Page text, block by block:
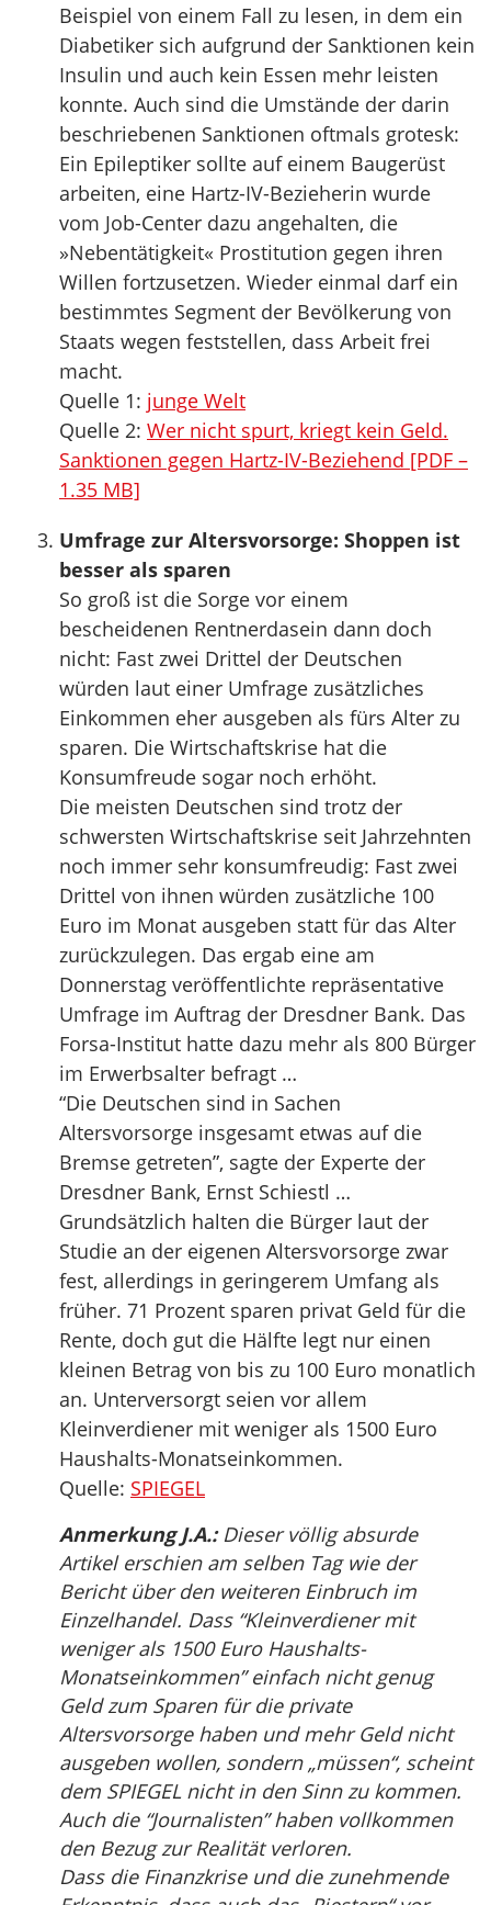
Beispiel von einem Fall zu lesen, in dem ein
Diabetiker sich aufgrund der Sanktionen kein
Insulin und auch kein Essen mehr leisten
konnte. Auch sind die Umstände der darin
beschriebenen Sanktionen oftmals grotesk:
Ein Epileptiker sollte auf einem Baugerüst
arbeiten, eine Hartz-IV-Bezieherin wurde
vom Job-Center dazu angehalten, die
»Nebentätigkeit« Prostitution gegen ihren
Willen fortzusetzen. Wieder einmal darf ein
bestimmtes Segment der Bevölkerung von
Staats wegen feststellen, dass Arbeit frei
macht.
Quelle 1: junge Welt
Quelle 2: Wer nicht spurt, kriegt kein Geld.
Sanktionen gegen Hartz-IV-Beziehend [PDF –
1.35 MB]
Umfrage zur Altersvorsorge: Shoppen ist
besser als sparen
So groß ist die Sorge vor einem
bescheidenen Rentnerdasein dann doch
nicht: Fast zwei Drittel der Deutschen
würden laut einer Umfrage zusätzliches
Einkommen eher ausgeben als fürs Alter zu
sparen. Die Wirtschaftskrise hat die
Konsumfreude sogar noch erhöht.
Die meisten Deutschen sind trotz der
schwersten Wirtschaftskrise seit Jahrzehnten
noch immer sehr konsumfreudig: Fast zwei
Drittel von ihnen würden zusätzliche 100
Euro im Monat ausgeben statt für das Alter
zurückzulegen. Das ergab eine am
Donnerstag veröffentlichte repräsentative
Umfrage im Auftrag der Dresdner Bank. Das
Forsa-Institut hatte dazu mehr als 800 Bürger
im Erwerbsalter befragt …
“Die Deutschen sind in Sachen
Altersvorsorge insgesamt etwas auf die
Bremse getreten”, sagte der Experte der
Dresdner Bank, Ernst Schiestl …
Grundsätzlich halten die Bürger laut der
Studie an der eigenen Altersvorsorge zwar
fest, allerdings in geringerem Umfang als
früher. 71 Prozent sparen privat Geld für die
Rente, doch gut die Hälfte legt nur einen
kleinen Betrag von bis zu 100 Euro monatlich
an. Unterversorgt seien vor allem
Kleinverdiener mit weniger als 1500 Euro
Haushalts-Monatseinkommen.
Quelle: SPIEGEL
Anmerkung J.A.:Dieser völlig absurde
Artikel erschien am selben Tag wie der
Bericht über den weiteren Einbruch im
Einzelhandel. Dass “Kleinverdiener mit
weniger als 1500 Euro Haushalts-
Monatseinkommen” einfach nicht genug
Geld zum Sparen für die private
Altersvorsorge haben und mehr Geld nicht
ausgeben wollen, sondern „müssen“, scheint
dem SPIEGEL nicht in den Sinn zu kommen.
Auch die “Journalisten” haben vollkommen
den Bezug zur Realität verloren.
Dass die Finanzkrise und die zunehmende